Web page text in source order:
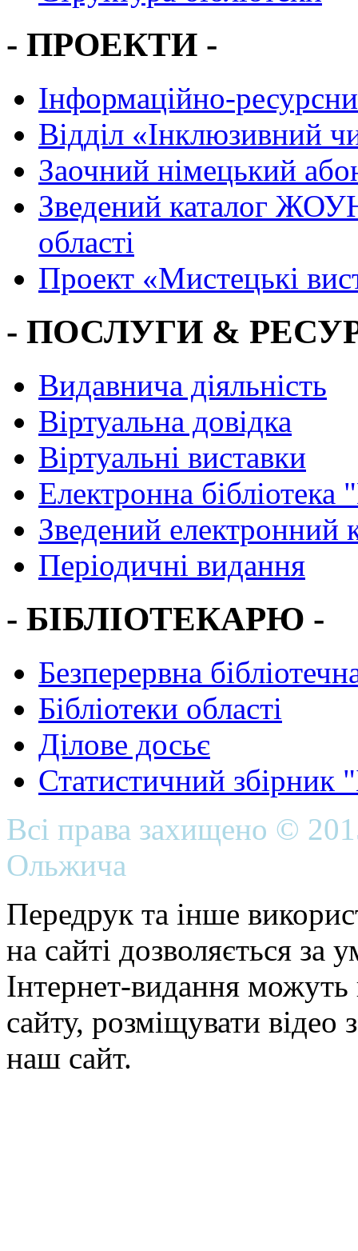
- ПРОЕКТИ -
Інформаційно-
Вiддiл «Інклюзивний
Заочний німецький
Зведений каталог
області
Проект «Мистецькі
- ПОСЛУГИ &
Видавнича діяльність
Віртуальна довідка
Віртуальні виставки
Електронна
Зведений електронний
Періодичні видання
- БІБЛІОТЕКАРЮ -
Безперервна
Бібліотеки області
Ділове досьє
Статистичний
Всі права захищено ©
Ольжича
Передрук та інше
на сайті дозволяється
Інтернет-видання можуть
сайту, розміщувати відео
наш сайт.